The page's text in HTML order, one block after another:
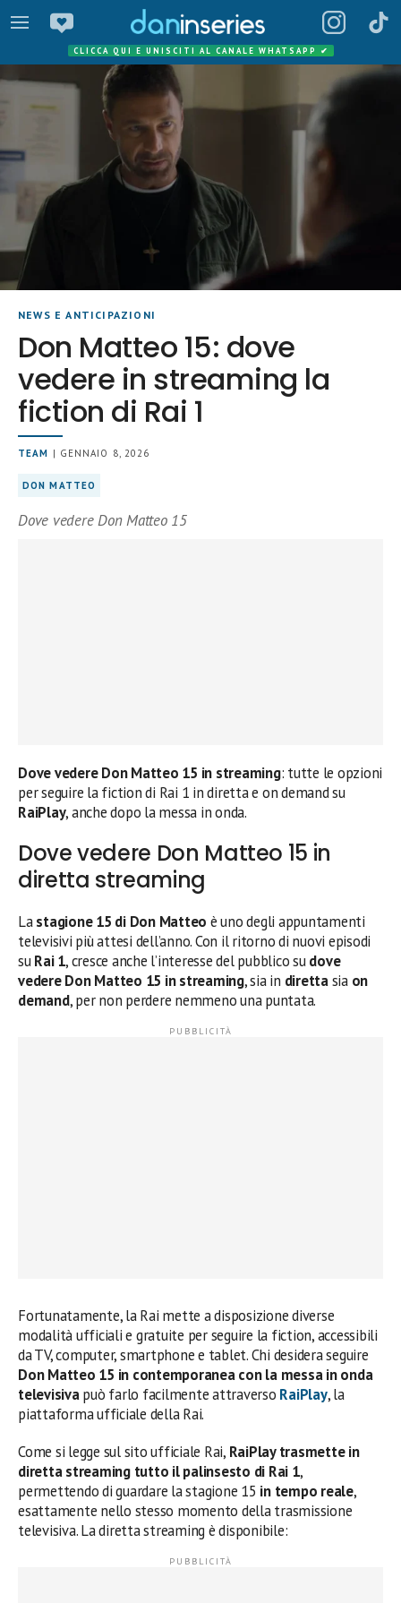
CLICCA QUI E UNISCITI AL CANALE WHATSAPP ✔
NEWS E ANTICIPAZIONI
Don Matteo 15: dove
vedere in streaming la
fiction di Rai 1
TEAM | GENNAIO 8, 2026
DON MATTEO
Dove vedere Don Matteo 15
Dove vedere Don Matteo 15 in streaming: tutte le opzioni
per seguire la fiction di Rai 1 in diretta e on demand su
RaiPlay, anche dopo la messa in onda.
Dove vedere Don Matteo 15 in
diretta streaming
Lastagione 15 di Don Matteo è uno degli appuntamenti
televisivi più attesi dell’anno. Con il ritorno di nuovi episodi
suRai 1, cresce anche l’interesse del pubblico sudove
vedere Don Matteo 15 in streaming, sia in direttasia on
demand, per non perdere nemmeno una puntata.
Fortunatamente, la Rai mette a disposizione diverse
modalità ufficiali e gratuite per seguire la fiction, accessibili
da TV, computer, smartphone e tablet. Chi desidera seguire
Don Matteo 15 in contemporanea con la messa in onda
televisivapuò farlo facilmente attraverso RaiPlay, la
piattaforma ufficiale della Rai.
Come si legge sul sito ufficiale Rai, RaiPlay trasmette in
diretta streaming tutto il palinsesto di Rai 1,
permettendo di guardare la stagione 15 in tempo reale,
esattamente nello stesso momento della trasmissione
televisiva. La diretta streaming è disponibile: